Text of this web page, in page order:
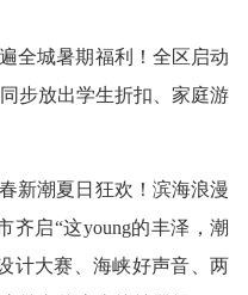
城暑期福利！全区启动
步放出学生折扣、家庭游
潮夏日狂欢！滨海浪漫
齐启“这young的丰泽，潮
计大赛、海峡好声音、两